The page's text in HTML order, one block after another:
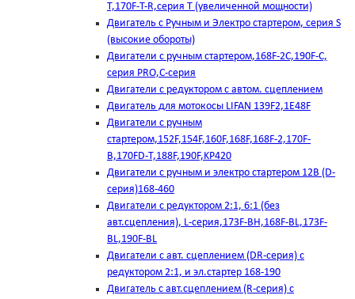
T,170F-T-R,серия Т (увеличенной мощности)
Двигатель с Ручным и Электро стартером, серия S
(высокие обороты)
Двигатели с ручным стартером,168F-2C,190F-C,
серия PRO,C-серия
Двигатели с редуктором с автом. сцеплением
Двигатель для мотокосы LIFAN 139F2,1E48F
Двигатели с ручным
стартером,152F,154F,160F,168F,168F-2,170F-
B,170FD-T,188F,190F,KP420
Двигатели с ручным и электро стартером 12В (D-
серия)168-460
Двигатели с редуктором 2:1, 6:1 (без
авт.сцепления), L-серия,173F-BH,168F-BL,173F-
BL,190F-BL
Двигатели с авт. сцеплением (DR-серия) с
редуктором 2:1, и эл.стартер 168-190
Двигатель с авт.сцеплением (R-серия) с